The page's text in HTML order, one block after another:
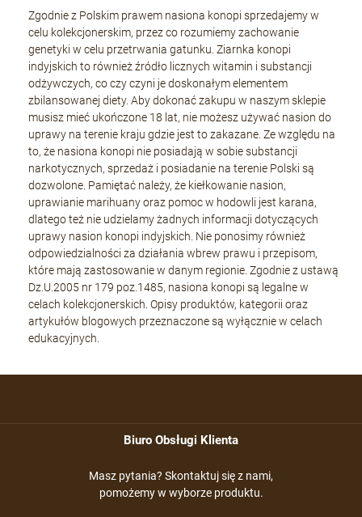
Zgodnie z Polskim prawem nasiona konopi sprzedajemy w
celu kolekcjonerskim, przez co rozumiemy zachowanie
genetyki w celu przetrwania gatunku. Ziarnka konopi
indyjskich to również źródło licznych witamin i substancji
odżywczych, co czy czyni je doskonałym elementem
zbilansowanej diety. Aby dokonać zakupu w naszym sklepie
musisz mieć ukończone 18 lat, nie możesz używać nasion do
uprawy na terenie kraju gdzie jest to zakazane. Ze względu na
to, że nasiona konopi nie posiadają w sobie substancji
narkotycznych, sprzedaż i posiadanie na terenie Polski są
dozwolone. Pamiętać należy, że kiełkowanie nasion,
uprawianie marihuany oraz pomoc w hodowli jest karana,
dlatego też nie udzielamy żadnych informacji dotyczących
uprawy nasion konopi indyjskich. Nie ponosimy również
odpowiedzialności za działania wbrew prawu i przepisom,
które mają zastosowanie w danym regionie. Zgodnie z ustawą
Dz.U.2005 nr 179 poz.1485, nasiona konopi są legalne w
celach kolekcjonerskich. Opisy produktów, kategorii oraz
artykułów blogowych przeznaczone są wyłącznie w celach
edukacyjnych.
Biuro Obsługi Klienta
Masz pytania? Skontaktuj się z nami,
pomożemy w wyborze produktu.